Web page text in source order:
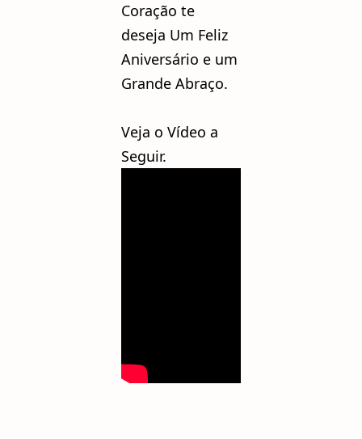
Coração te
deseja Um Feliz
Aniversário e um
Grande Abraço.
Veja o Vídeo a
Seguir.